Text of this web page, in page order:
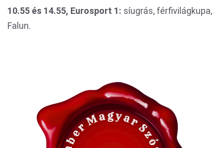
10.55 és 14.55, Eurosport 1: síugrás, férfivilágkupa,
Falun.